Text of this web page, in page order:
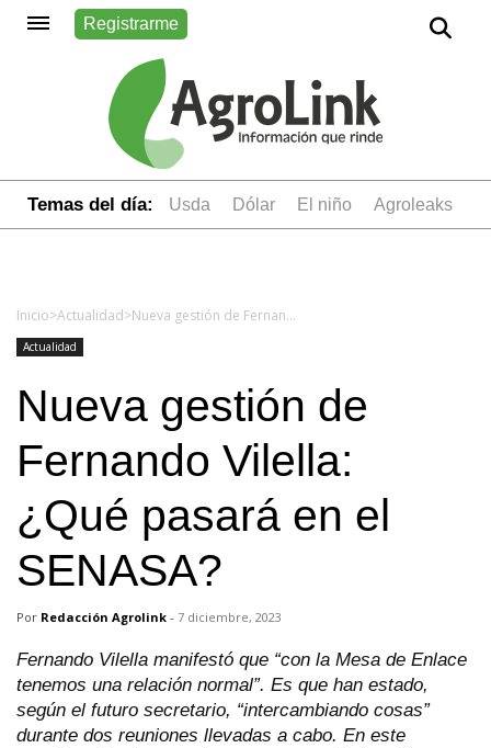
Registrarme
Temas del día: usda dólar el niño Agroleaks
Inicio>Actualidad> Nueva gestión de Fernando Vilella: ¿Qué pasará en el SENASA?
Actualidad
Nueva gestión de
Fernando Vilella:
¿Qué pasará en el
SENASA?
Por Redacción Agrolink - 7 diciembre, 2023
Fernando Vilella manifestó que “con la Mesa de Enlace
tenemos una relación normal”. Es que han estado,
según el futuro secretario, “intercambiando cosas”
durante dos reuniones llevadas a cabo. En este